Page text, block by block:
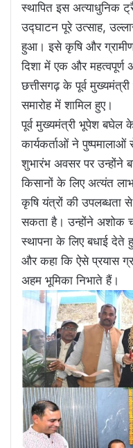
स्थापित इस अत्याधुनिक
उद्घाटन पूरे उत्साह,
हुआ। इसे कृषि और
दिशा में एक और महत्वपूर्ण
छत्तीसगढ़ के पूर्व
समारोह में शामिल हुए।
पूर्व मुख्यमंत्री भूपेश
कार्यकर्ताओं ने
शुभारंभ अवसर पर उन्होंने
किसानों के लिए अत्यंत
कृषि यंत्रों की उपलब्धता
सकता है। उन्होंने अशोक
स्थापना के लिए बधाई देते
और कहा कि ऐसे प्रयास
अहम भूमिका निभाते हैं।